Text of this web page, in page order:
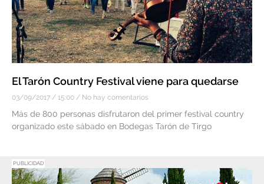
El Tarón Country Festival viene para quedarse
03/09/2017 15:00 No hay comentarios
Más de 800 personas disfrutaron del primer festival country
organizado este sábado en Bodegas Tarón de Tirgo
PUBLICIDAD